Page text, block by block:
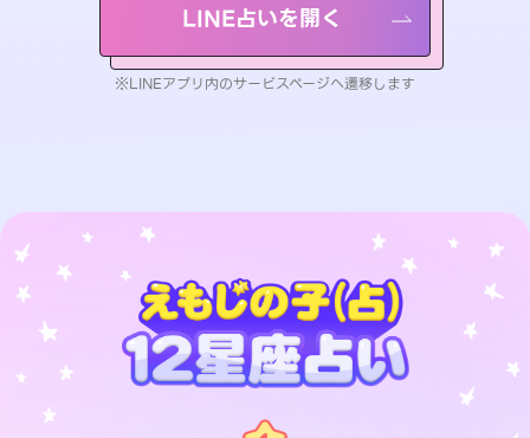
LINE占いを開く
※LINEアプリ内のサービスページへ遷移します